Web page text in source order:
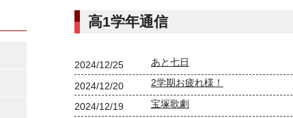
高1学年通信
2024/12/25 あと七日
2024/12/20 2学期お疲れ様！
2024/12/19 宝塚歌劇